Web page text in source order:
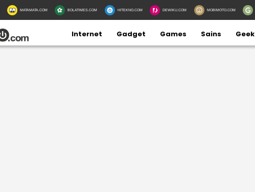
MATAMATA.COM BOLATIMES.COM HITEKNO.COM DEWIKU.COM MOBIMOTO.COM
Internet Gadget Games Sains Geek